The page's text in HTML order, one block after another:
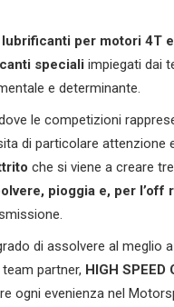
per motori 4T
speciali impiegati dai
e determinante.
le competizioni
di particolare attenzione
che si viene a creare
pioggia e, per l’off
di assolvere al meglio
partner, HIGH SPEED
ogni evenienza nel